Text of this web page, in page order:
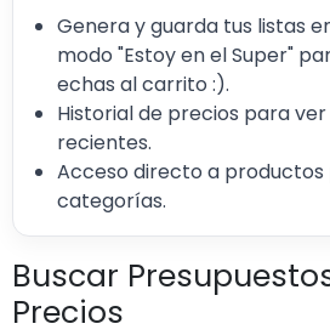
Genera y guarda tus listas
modo "Estoy en el Super"
echas al carrito :).
Historial de precios para
recientes.
Acceso directo a productos
categorías.
Buscar
Precios